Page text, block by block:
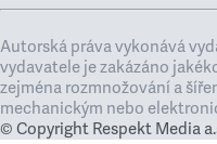
Autorská práva vykonává
vydavatele je zakázáno
zejména rozmnožování a
mechanickým nebo
© Copyright Respekt Media